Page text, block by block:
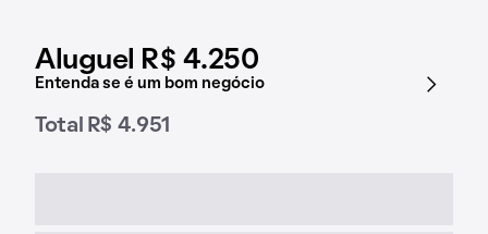
Aluguel R$ 4.250
Entenda se é um bom negócio
Total R$ 4.951